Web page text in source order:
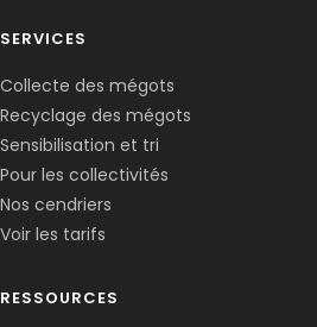
SERVICES
Collecte des mégots
Recyclage des mégots
Sensibilisation et tri
Pour les collectivités
Nos cendriers
Voir les tarifs
RESSOURCES